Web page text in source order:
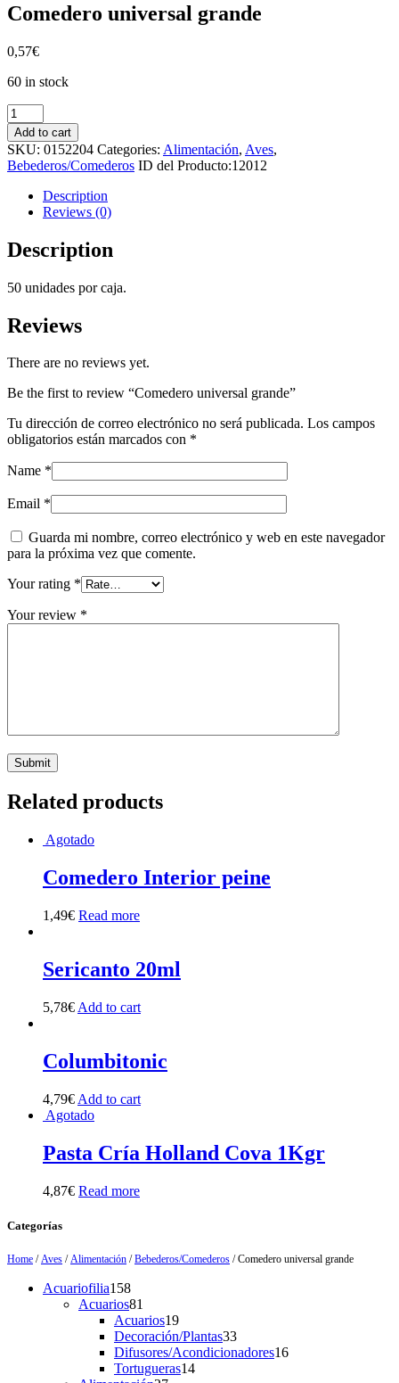
Comedero universal grande
0,57€
60 in stock
Comedero
universal
grande
quantity
Add to cart
SKU: 0152204 Categories: Alimentación, Aves,
Bebederos/Comederos ID del Producto:12012
Description
Reviews (0)
Description
50 unidades por caja.
Reviews
There are no reviews yet.
Be the first to review “Comedero universal grande”
Tu dirección de correo electrónico no será publicada. Los campos
obligatorios están marcados con *
Name *
Email *
Guarda mi nombre, correo electrónico y web en este navegador
para la próxima vez que comente.
Your rating *
Your review *
Related products
Agotado
Comedero Interior peine
1,49€ Read more
Sericanto 20ml
5,78€ Add to cart
Columbitonic
4,79€ Add to cart
Agotado
Pasta Cría Holland Cova 1Kgr
4,87€ Read more
Categorías
Home /Aves /Alimentación /Bebederos/Comederos / Comedero universal grande
Acuariofilia158158
products
Acuarios81
products
Acuarios1919
products
Decoración/Plantas3333
products
Difusores/Acondicionadores1616
Tortugueras1414